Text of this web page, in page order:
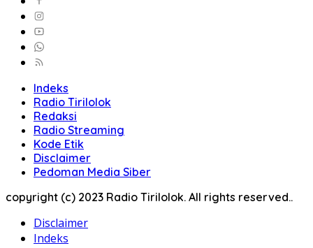
Indeks
Radio Tirilolok
Redaksi
Radio Streaming
Kode Etik
Disclaimer
Pedoman Media Siber
copyright (c) 2023 Radio Tirilolok. All rights reserved..
Disclaimer
Indeks